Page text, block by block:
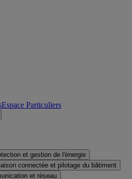
Espace Particuliers
et gestion de l'énergie
connectée et pilotage du bâtiment
et réseau